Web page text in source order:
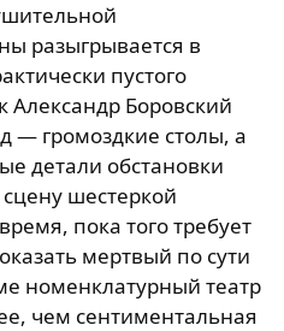
разыгрывается в
пустого
Александр Боровский
— громоздкие столы, а
детали обстановки
шестеркой
пока того требует
мертвый по сути
номенклатурный театр
чем сентиментальная